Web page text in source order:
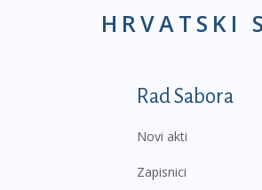
HRVATSKI
Podnožje
Rad Sabora
Novi akti
Zapisnici